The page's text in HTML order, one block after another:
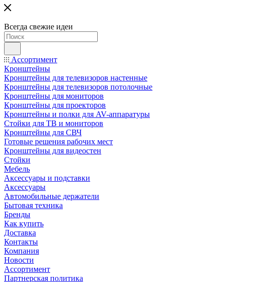
Всегда свежие идеи
Ассортимент
Кронштейны
Кронштейны для телевизоров настенные
Кронштейны для телевизоров потолочные
Кронштейны для мониторов
Кронштейны для проекторов
Кронштейны и полки для AV-аппаратуры
Стойки для ТВ и мониторов
Кронштейны для СВЧ
Готовые решения рабочих мест
Кронштейны для видеостен
Стойки
Мебель
Аксессуары и подставки
Аксессуары
Автомобильные держатели
Бытовая техника
Бренды
Как купить
Доставка
Контакты
Компания
Новости
Ассортимент
Партнерская политика